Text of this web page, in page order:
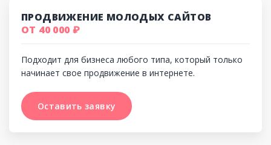
ПРОДВИЖЕНИЕ МОЛОДЫХ САЙТОВ
ОТ 40 000 ₽
Подходит для бизнеса любого типа, который только
начинает свое продвижение в интернете.
Оставить заявку
Оставить заявку